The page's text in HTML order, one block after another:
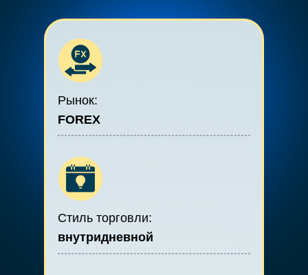
Рынок:
FOREX
Стиль торговли:
внутридневной